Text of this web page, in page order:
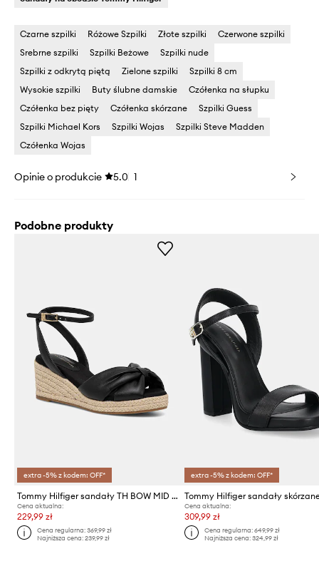
Czarne szpilki Różowe Szpilki Złote szpilki
Czerwone szpilki
Srebrne szpilki
Szpilki Beżowe
Szpilki nude
Szpilki z odkrytą piętą
Zielone szpilki
Szpilki 8 cm
Wysokie szpilki
Buty ślubne damskie
Czółenka na słupku
Czółenka bez pięty
Czółenka skórzane
Szpilki Guess
Szpilki Michael Kors
Szpilki Wojas
Szpilki Steve Madden
Czółenka Wojas
Opinie o produkcie 5.0 1
Podobne produkty
extra -5% z kodem: OFF*
Tommy Hilfiger sandały TH BOW MID CORK WEDGE
Cena aktualna:
229,99 zł
Cena regularna:369,99 zł
Najniższa cena:239,99 zł
extra -5% z kodem: OFF*
Cena aktualna:
309,99 zł
Cena regularna: 649,99 zł
Najniższa cena: 324,99 zł